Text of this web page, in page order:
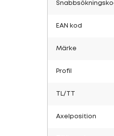
EAN kod
Märke
Profil
TL/TT
Axelposition